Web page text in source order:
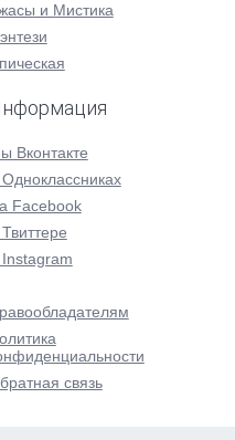
и Мистика
Вконтакте
Facebook
связь